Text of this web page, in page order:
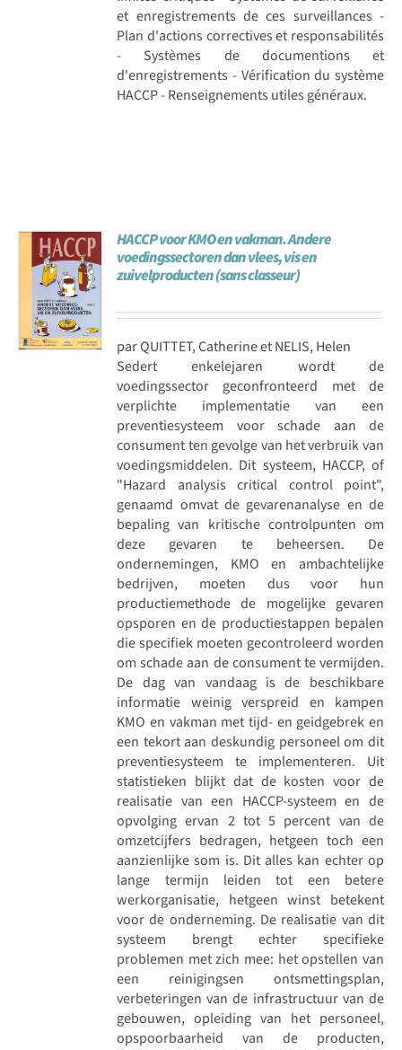
et enregistrements de ces surveillances -
Plan d'actions correctives et responsabilités
- Systèmes de documentions et
d'enregistrements - Vérification du système
HACCP - Renseignements utiles généraux.
HACCP voor KMO en vakman. Andere
voedingssectoren dan vlees, vis en
zuivelproducten (sans classeur)
par QUITTET, Catherine et NELIS, Helen
Sedert enkelejaren wordt de
voedingssector geconfronteerd met de
verplichte implementatie van een
preventiesysteem voor schade aan de
consument ten gevolge van het verbruik van
voedingsmiddelen. Dit systeem, HACCP, of
"Hazard analysis critical control point",
genaamd omvat de gevarenanalyse en de
bepaling van kritische controlpunten om
deze gevaren te beheersen. De
ondernemingen, KMO en ambachtelijke
bedrijven, moeten dus voor hun
productiemethode de mogelijke gevaren
opsporen en de productiestappen bepalen
die specifiek moeten gecontroleerd worden
om schade aan de consument te vermijden.
De dag van vandaag is de beschikbare
informatie weinig verspreid en kampen
KMO en vakman met tijd- en geidgebrek en
een tekort aan deskundig personeel om dit
preventiesysteem te implementeren. Uit
statistieken blijkt dat de kosten voor de
realisatie van een HACCP-systeem en de
opvolging ervan 2 tot 5 percent van de
omzetcijfers bedragen, hetgeen toch een
aanzienlijke som is. Dit alles kan echter op
lange termijn leiden tot een betere
werkorganisatie, hetgeen winst betekent
voor de onderneming. De realisatie van dit
systeem brengt echter specifieke
problemen met zich mee: het opstellen van
een reinigingsen ontsmettingsplan,
verbeteringen van de infrastructuur van de
gebouwen, opleiding van het personeel,
opspoorbaarheid van de producten,